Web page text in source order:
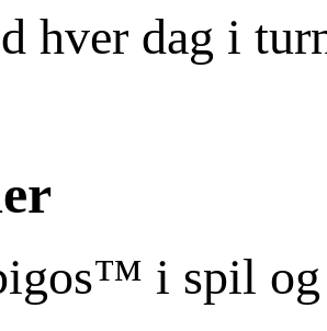
hver dag i
i spil og